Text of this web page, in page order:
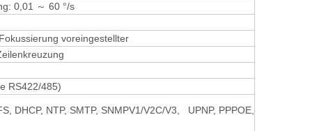
0,01 ～ 60 °/s
voreingestellter
RS422/485)
DHCP, NTP, SMTP, SNMPV1/V2C/V3, UPNP, PPPOE,